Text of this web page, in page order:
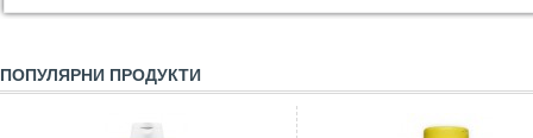
ПОПУЛЯРНИ ПРОДУКТИ